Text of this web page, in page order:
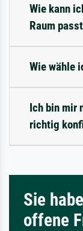
Wie kann
Raum
Wie wähle
Ich bin mir
richtig
Sie
offene